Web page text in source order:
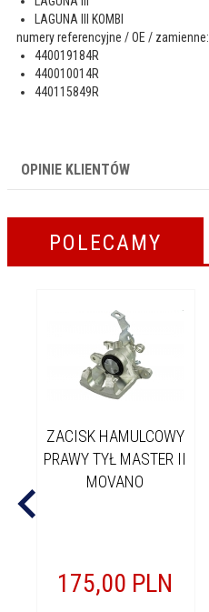
LAGUNA III KOMBI
numery referencyjne / OE / zamienne:
440019184R
440010014R
440115849R
OPINIE KLIENTÓW
POLECAMY
ZACISK HAMULCOWY
PRAWY TYŁ MASTER II
MOVANO
175,00 PLN